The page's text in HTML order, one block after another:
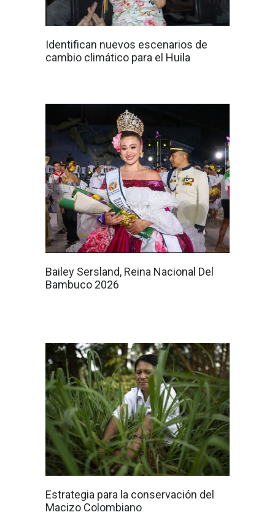
Identifican nuevos escenarios de
cambio climático para el Huila
Bailey Sersland, Reina Nacional Del
Bambuco 2026
Estrategia para la conservación del
Macizo Colombiano